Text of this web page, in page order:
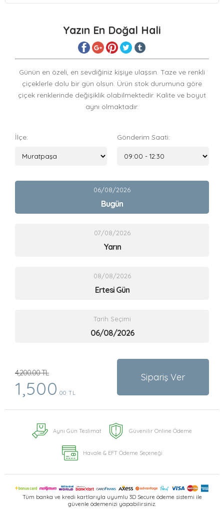
Yazın En Doğal Hali
Günün en özeli, en sevdiğiniz kişiye ulaşsın. Taze ve renkli
çiçeklerle dolu bir gün olsun. Ürün stok durumuna göre
çiçek renklerinde değişiklik olabilmektedir. Kalite ve boyut
aynı olmaktadır.
İlçe: Gönderim Saati:
06/08/2026
Bugün
07/08/2026
Yarın
08/08/2026
Ertesi Gün
Tarih Seçimi
4,200.00 TL
1,500 .00 TL
Sipariş Ver
Aynı Gün Teslimat Güvenilir Online Ödeme
Havale & EFT Ödeme Seçeneği
Tüm banka ve kredi kartlarıyla uyumlu 3D Secure ödeme sistemi ile
güvenle ödemenizi yapabilirsiniz.